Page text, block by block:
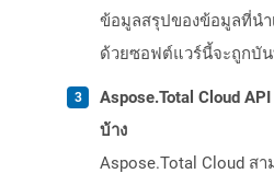
ข้อมูลสรุปของข้อมูลที่น
ด้วยซอฟต์แวร์นี้จะถูกบั
Aspose.Total Cloud
บ้าง
Aspose.Total Cloud ส